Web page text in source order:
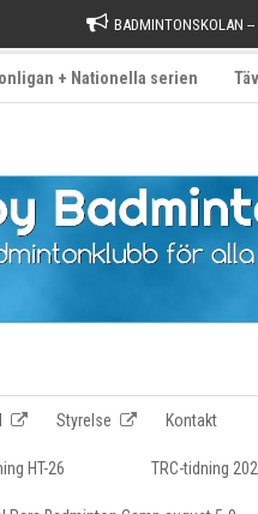
BADMINTONSKOLAN
+ Nationella serien
Styrelse Kontakt
HT-26 TRC-tidning